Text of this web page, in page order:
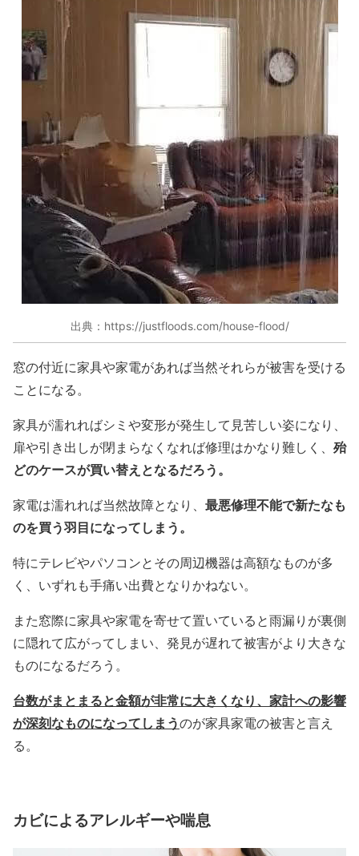
出典：https://justfloods.com/house-flood/
窓の付近に家具や家電があれば当然それらが被害を受ける
ことになる。
家具が濡れればシミや変形が発生して見苦しい姿になり、
扉や引き出しが閉まらなくなれば修理はかなり難しく、 殆
どのケースが買い替えとなるだろう。
家電は濡れれば当然故障となり、 最悪修理不能で新たなも
のを買う羽目になってしまう。
特にテレビやパソコンとその周辺機器は高額なものが多
く、いずれも手痛い出費となりかねない。
また窓際に家具や家電を寄せて置いていると雨漏りが裏側
に隠れて広がってしまい、発見が遅れて被害がより大きな
ものになるだろう。
台数がまとまると金額が非常に大きくなり、家計への影響
が深刻なものになってしまうのが家具家電の被害と言え
る。
カビによるアレルギーや喘息